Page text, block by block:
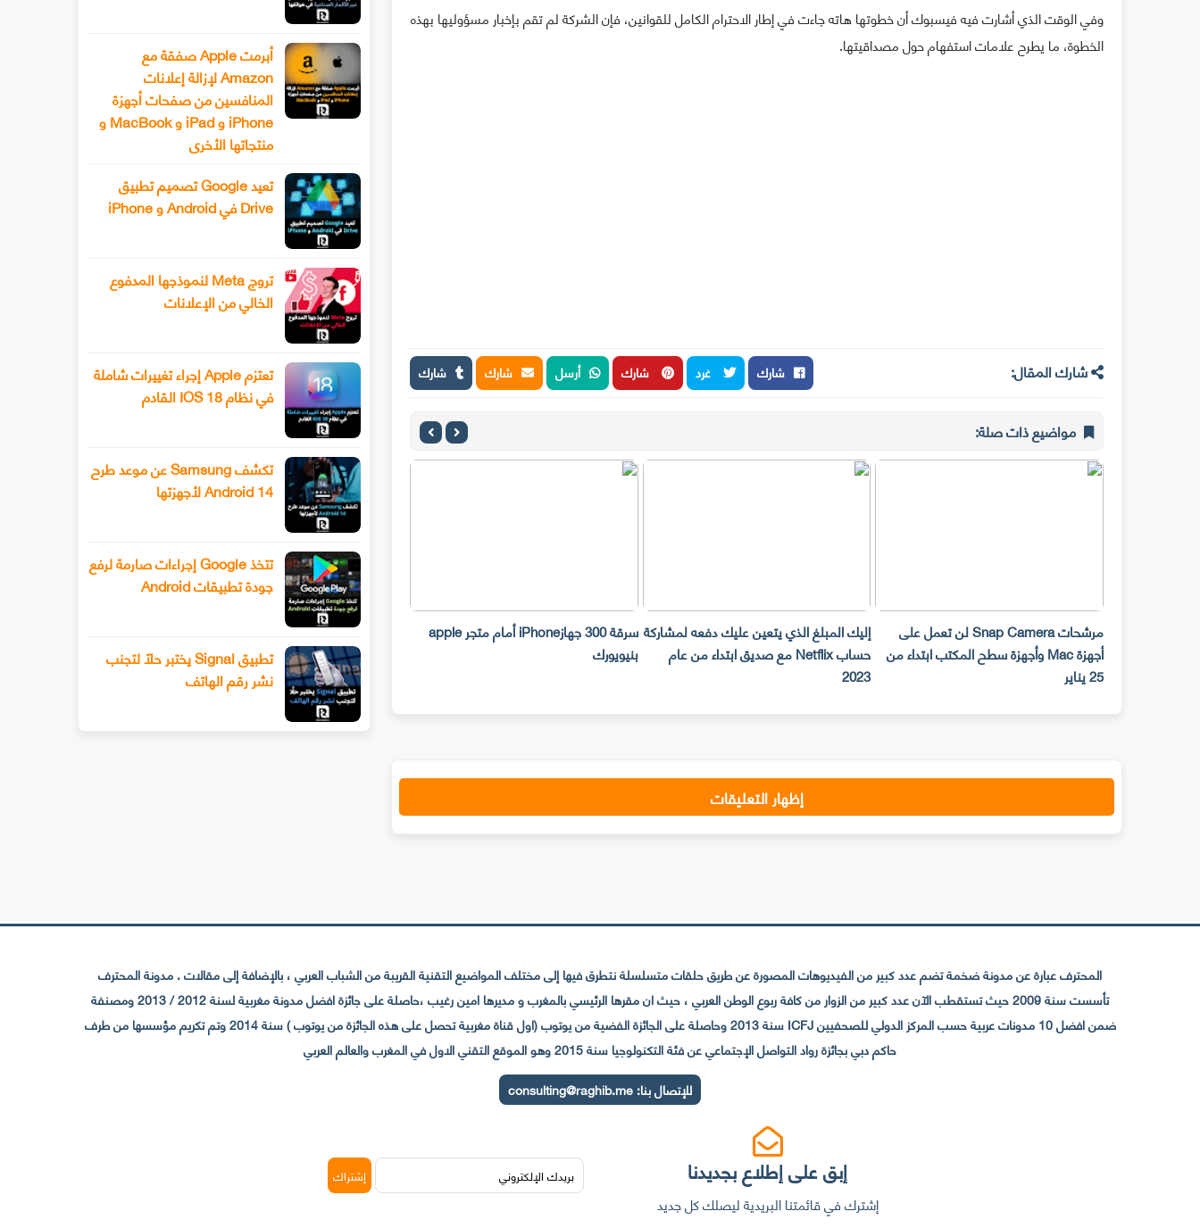
وفي الوقت الذي أشارت فيه فيسبوك أن خطوتها هاته جاءت في إطار الاحترام الكامل للقوانين، فإن الشركة لم تقم بإخبار مسؤوليها بهذه
الخطوة، ما يطرح علامات استفهام حول مصداقيتها.
شارك المقال: شارك غرد شارك أرسل شارك شارك
مواضيع ذات صلة:
مرشحات Snap Camera لن تعمل على
أجهزة Mac وأجهزة سطح المكتب ابتداء من
25 يناير
إليك المبلغ الذي يتعين عليك دفعه لمشاركة
حساب Netflix مع صديق ابتداء من عام
2023
سرقة 300 جهازiPhone أمام متجر apple
بنيويورك تليفوتوغرافي الفيديو المتقدمة باستخدام وضع
إظهار التعليقات
أبرمت Apple صفقة مع
Amazon لإزالة إعلانات
المنافسين من صفحات أجهزة
iPhone و iPad و MacBook و
منتجاتها الأخرى
تعيد Google تصميم تطبيق
Drive في Android و iPhone
تروج Meta لنموذجها المدفوع
الخالي من الإعلانات
تعتزم Apple إجراء تغييرات شاملة
في نظام IOS 18 القادم
تكشف Samsung عن موعد طرح
Android 14 لأجهزتها
تتخذ Google إجراءات صارمة لرفع
جودة تطبيقات Android
تطبيق Signal يختبر حلًا لتجنب
نشر رقم الهاتف
المحترف عبارة عن مدونة ضخمة تضم عدد كبير من الفيديوهات المصورة عن طريق حلقات متسلسلة نتطرق فيها إلى مختلف المواضيع التقنية القريبة من الشباب العربي ، بالإضافة إلى مقالات . مدونة المحترف
تأسست سنة 2009 حيث تستقطب الآن عدد كبير من الزوار من كافة ربوع الوطن العربي ، حيث ان مقرها الرئيسي بالمغرب و مديرها امين رغيب ،حاصلة على جائزة افضل مدونة مغربية لسنة 2012 / 2013 ومصنفة
ضمن افضل 10 مدونات عربية حسب المركز الدولي للصحفيين ICFJ سنة 2013 وحاصلة على الجائزة الفضية من يوتوب (اول قناة مغربية تحصل على هذه الجائزة من يوتوب ) سنة 2014 وتم تكريم مؤسسها من طرف
حاكم دبي بجائزة رواد التواصل الإجتماعي عن فئة التكنولوجيا سنة 2015 وهو الموقع التقني الاول في المغرب والعالم العربي
للإتصال بنا:consulting@raghib.me
إبق على إطلاع بجديدنا
إشترك في قائمتنا البريدية ليصلك كل جديد